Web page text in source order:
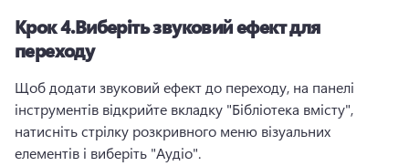
Крок 4.Виберіть звуковий ефект для
переходу
Щоб додати звуковий ефект до переходу, на панелі
інструментів відкрийте вкладку "Бібліотека вмісту",
натисніть стрілку розкривного меню візуальних
елементів і виберіть "Аудіо".